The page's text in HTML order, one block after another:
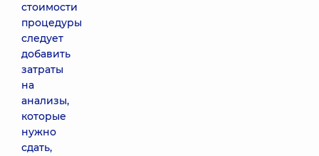
стоимости
процедуры
следует
добавить
затраты
на
анализы,
которые
нужно
сдать,